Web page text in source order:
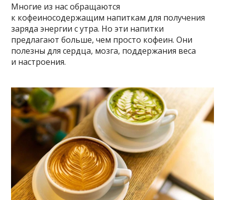
Многие из нас обращаются
к кофеиносодержащим напиткам для получения
заряда энергии с утра. Но эти напитки
предлагают больше, чем просто кофеин. Они
полезны для сердца, мозга, поддержания веса
и настроения.